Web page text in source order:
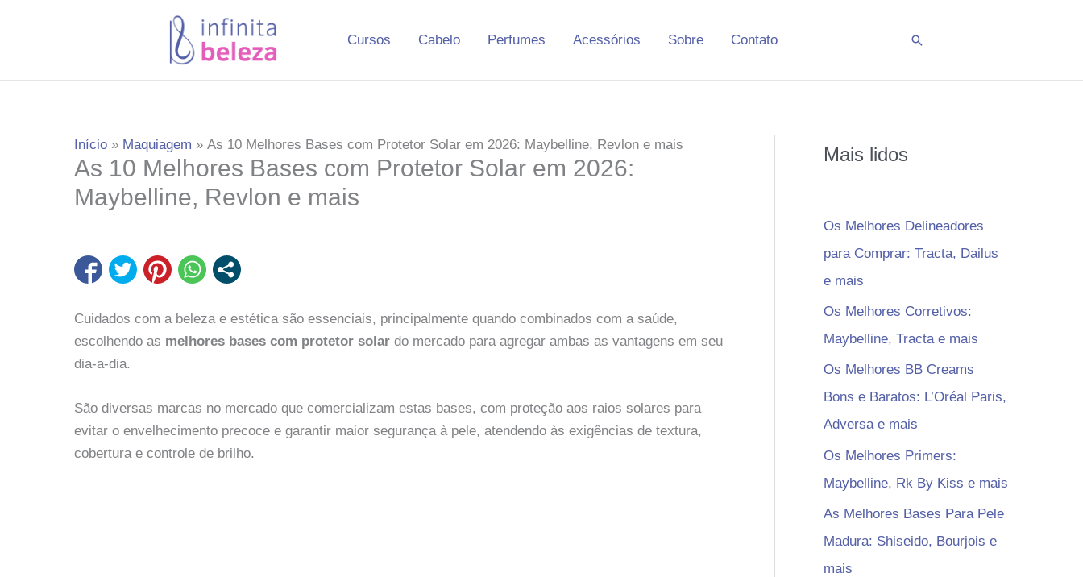
conteúdo
Cursos Cabelo Perfumes Acessórios Sobre Contato Pesquisar
Início Maquiagem As 10 Melhores Bases com Protetor Solar em 2026: Maybelline, Revlon e mais
As 10 Melhores Bases com Protetor Solar em 2026:
Maybelline, Revlon e mais
Cuidados com a beleza e estética são essenciais, principalmente quando combinados com a saúde,
escolhendo as melhores bases com protetor solar do mercado para agregar ambas as vantagens em seu
dia-a-dia.
São diversas marcas no mercado que comercializam estas bases, com proteção aos raios solares para
evitar o envelhecimento precoce e garantir maior segurança à pele, atendendo às exigências de textura,
cobertura e controle de brilho.
Mais lidos
Os Melhores Delineadores
para Comprar: Tracta, Dailus
e mais
Os Melhores Corretivos:
Maybelline, Tracta e mais
Os Melhores BB Creams
Bons e Baratos: L’Oréal Paris,
Adversa e mais
Os Melhores Primers:
Maybelline, Rk By Kiss e mais
As Melhores Bases Para Pele
Madura: Shiseido, Bourjois e
mais